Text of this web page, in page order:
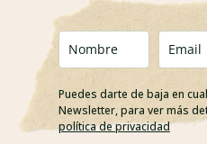
Puedes darte de baja en
Newsletter, para ver más
política de privacidad